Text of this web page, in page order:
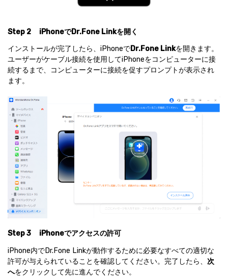
Step 2
iPhoneでDr.Fone Linkを開く
インストールが完了したら、iPhoneでDr.Fone Linkを開きます。
ユーザーがケーブル接続を使用してiPhoneをコンピューターに接
続するまで、コンピューターに接続を促すプロンプトが表示され
ます。
Step 3
iPhoneでアクセスの許可
iPhone内でDr.Fone Linkが動作するために必要なすべての適切な
許可が与えられていることを確認してください。完了したら、 次
へをクリックして先に進んでください。